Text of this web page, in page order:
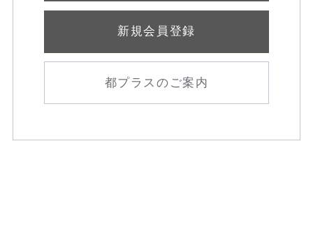
新規会員登録
都プラスのご案内